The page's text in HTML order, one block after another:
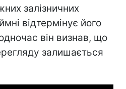
залізничних
відтермінує його
він визнав, що
залишається